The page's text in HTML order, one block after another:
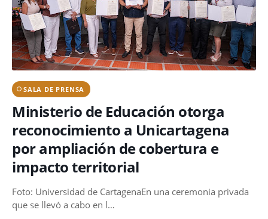
SALA DE PRENSA
Ministerio de Educación otorga
reconocimiento a Unicartagena
por ampliación de cobertura e
impacto territorial
Foto: Universidad de CartagenaEn una ceremonia privada
que se llevó a cabo en l…